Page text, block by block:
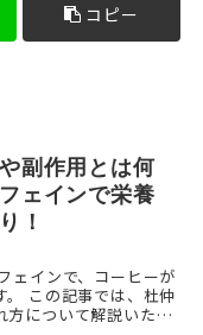
コピー
副作用とは何
ェインで栄養
！
ェインで、コーヒーが
この記事では、杜仲
方について解説いたし